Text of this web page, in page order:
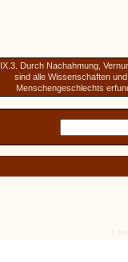
IX.3. Durch Nachahmung,
sind alle Wissenschaften
Menschengeschlechts